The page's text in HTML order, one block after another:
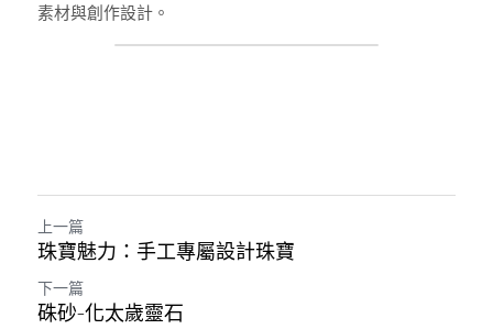
素材與創作設計。
上一篇
珠寶魅力：手工專屬設計珠寶
下一篇
硃砂-化太歲靈石